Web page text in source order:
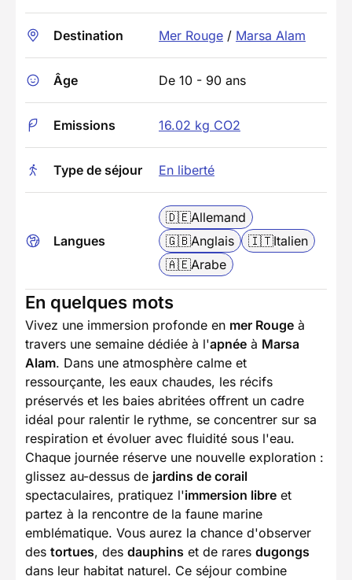
Destination Mer Rouge / Marsa Alam
Âge De 10 - 90 ans
Emissions 16.02 kg CO2
Type de séjour En liberté
Langues
🇩🇪Allemand
🇬🇧Anglais 🇮🇹Italien
🇦🇪Arabe
En quelques mots
Vivez une immersion profonde en mer Rouge à
travers une semaine dédiée à l'apnée à Marsa
Alam. Dans une atmosphère calme et
ressourçante, les eaux chaudes, les récifs
préservés et les baies abritées offrent un cadre
idéal pour ralentir le rythme, se concentrer sur sa
respiration et évoluer avec fluidité sous l'eau.
Chaque journée réserve une nouvelle exploration :
glissez au-dessus de jardins de corail
spectaculaires, pratiquez l'immersion libre et
partez à la rencontre de la faune marine
emblématique. Vous aurez la chance d'observer
des tortues, des dauphins et de rares dugongs
dans leur habitat naturel. Ce séjour combine